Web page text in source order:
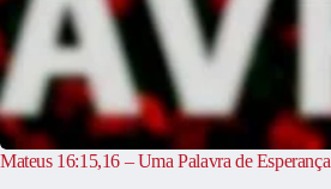
Mateus 16:15,16 – Uma Palavra de